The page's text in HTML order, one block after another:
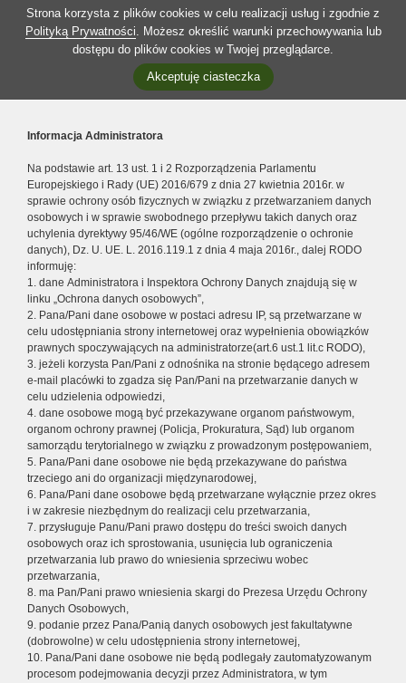
Strona korzysta z plików cookies w celu realizacji usług i zgodnie z
Polityką Prywatności. Możesz określić warunki przechowywania lub
dostępu do plików cookies w Twojej przeglądarce.
Akceptuję ciasteczka
Informacja Administratora
Na podstawie art. 13 ust. 1 i 2 Rozporządzenia Parlamentu
Europejskiego i Rady (UE) 2016/679 z dnia 27 kwietnia 2016r. w
sprawie ochrony osób fizycznych w związku z przetwarzaniem danych
osobowych i w sprawie swobodnego przepływu takich danych oraz
uchylenia dyrektywy 95/46/WE (ogólne rozporządzenie o ochronie
danych), Dz. U. UE. L. 2016.119.1 z dnia 4 maja 2016r., dalej RODO
informuję:
1. dane Administratora i Inspektora Ochrony Danych znajdują się w
linku „Ochrona danych osobowych”,
2. Pana/Pani dane osobowe w postaci adresu IP, są przetwarzane w
celu udostępniania strony internetowej oraz wypełnienia obowiązków
prawnych spoczywających na administratorze(art.6 ust.1 lit.c RODO),
3. jeżeli korzysta Pan/Pani z odnośnika na stronie będącego adresem
e-mail placówki to zgadza się Pan/Pani na przetwarzanie danych w
celu udzielenia odpowiedzi,
4. dane osobowe mogą być przekazywane organom państwowym,
organom ochrony prawnej (Policja, Prokuratura, Sąd) lub organom
samorządu terytorialnego w związku z prowadzonym postępowaniem,
5. Pana/Pani dane osobowe nie będą przekazywane do państwa
trzeciego ani do organizacji międzynarodowej,
6. Pana/Pani dane osobowe będą przetwarzane wyłącznie przez okres
i w zakresie niezbędnym do realizacji celu przetwarzania,
7. przysługuje Panu/Pani prawo dostępu do treści swoich danych
osobowych oraz ich sprostowania, usunięcia lub ograniczenia
przetwarzania lub prawo do wniesienia sprzeciwu wobec
przetwarzania,
8. ma Pan/Pani prawo wniesienia skargi do Prezesa Urzędu Ochrony
Danych Osobowych,
9. podanie przez Pana/Panią danych osobowych jest fakultatywne
(dobrowolne) w celu udostępnienia strony internetowej,
10. Pana/Pani dane osobowe nie będą podlegały zautomatyzowanym
procesom podejmowania decyzji przez Administratora, w tym